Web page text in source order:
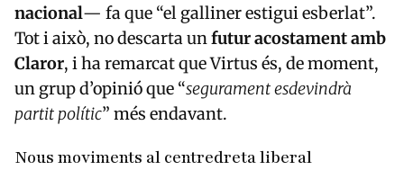
nacional— fa que “el galliner estigui esberlat”.
Tot i això, no descarta unfutur acostament amb
Claror, i ha remarcat que Virtus és, de moment,
un grup d’opinió que “segurament esdevindrà
partit polític” més endavant.
Nous moviments al centredreta liberal